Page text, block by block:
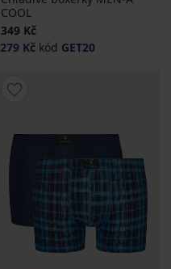
COOL
349 Kč
279 Kč kód GET20